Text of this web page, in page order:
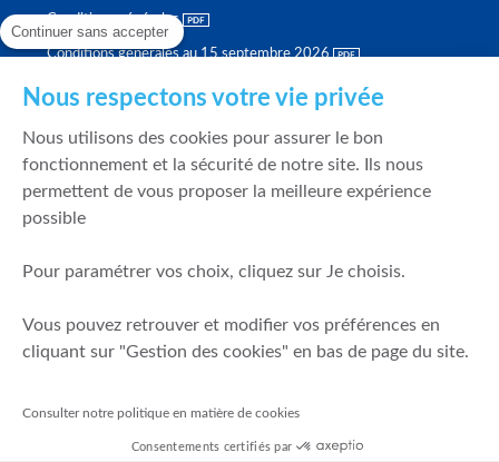
Conditions générales
Conditions générales au 15 septembre 2026
Politique de meilleure sélection
Politique de durabilité
Fonds de garantie des dépôts et de résolution
Mentions légales
Prévention de la fraude
Continuer sans accepter
Nous respectons votre vie privée
Nous utilisons des cookies pour assurer le bon
fonctionnement et la sécurité de notre site. Ils nous
permettent de vous proposer la meilleure expérience
possible
Pour paramétrer vos choix, cliquez sur Je choisis.
Vous pouvez retrouver et modifier vos préférences en
cliquant sur "Gestion des cookies" en bas de page du site.
Consulter notre politique en matière de cookies
Consentements certifiés par